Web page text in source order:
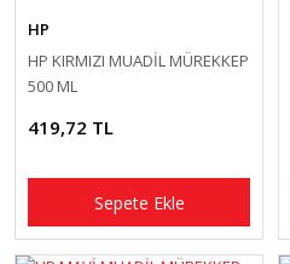
HP
HP KIRMIZI MUADİL MÜREKKEP
500 ML
419,72 TL
Sepete Ekle